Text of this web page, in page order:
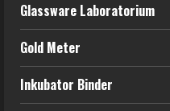
Glassware Laboratorium
Gold Meter
Inkubator Binder